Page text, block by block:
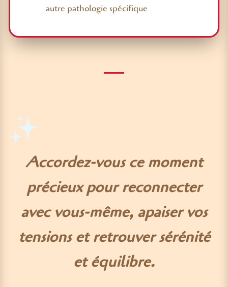
autre pathologie spécifique
Accordez-vous ce moment
précieux pour reconnecter
avec vous-même, apaiser vos
tensions et retrouver sérénité
et équilibre.